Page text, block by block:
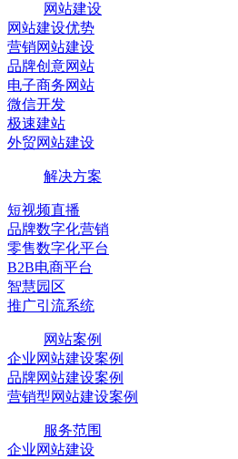
网站建设
网站建设优势
营销网站建设
品牌创意网站
电子商务网站
微信开发
极速建站
外贸网站建设
解决方案
短视频直播
品牌数字化营销
零售数字化平台
B2B电商平台
智慧园区
推广引流系统
网站案例
企业网站建设案例
品牌网站建设案例
营销型网站建设案例
服务范围
企业网站建设